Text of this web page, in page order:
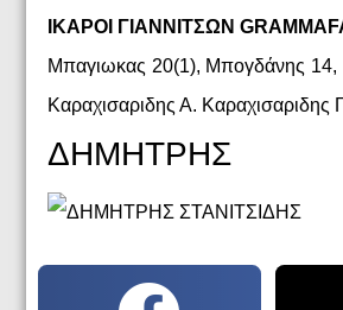
ΙΚΑΡΟΙ ΓΙΑΝΝΙΤΣΩΝ
Μπαγιωκας 20(1), Μπογδάνης 14,
Καραχισαριδης Α. Καραχισαριδης
ΔΗΜΗΤΡΗΣ